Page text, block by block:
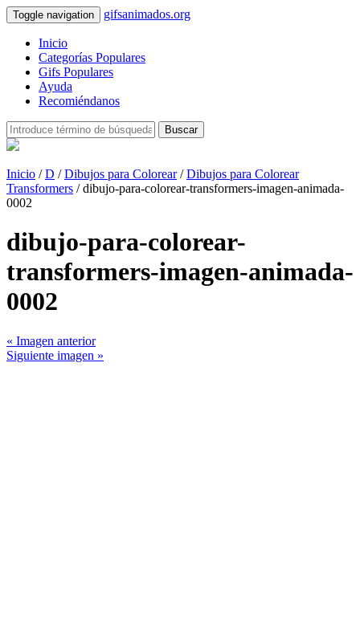
Toggle navigation gifsanimados.org
Inicio
Categorías Populares
Gifs Populares
Ayuda
Recomiéndanos
Buscar
Inicio /D /Dibujos para Colorear/Dibujos para Colorear
Transformers / dibujo-para-colorear-transformers-imagen-animada-
0002
dibujo-para-colorear-
transformers-imagen-animada-
0002
« Imagen anterior
Siguiente imagen »